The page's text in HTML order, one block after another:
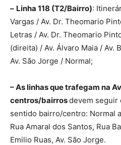
– Linha 118 (T2/Bairro):
Vargas / Av. Dr. Theomario
Letras / Av. Dr. Theomario
(direita) / Av. Álvaro Maia / Av.
Av. São Jorge / Normal;
– As linhas que trafegam na
centros/bairrosdevem seguir
sentido bairro/centro: Normal
Rua Amaral dos Santos, Rua
Emilio Ruas, Av. São Jorge.